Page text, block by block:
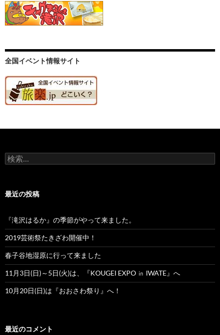
全国イベント情報サイト
検
索:
最近の投稿
『滝沢はるか』の季節がやって来ました。
2019芸術祭たきざわ開催中！
春子谷地湿原に行って来ました
11月3日(日)～5日(火)は、『KOUGEI EXPO ㏌ IWATE』へ
10月20日(日)は『おおさわ祭り』へ！
最近のコメント